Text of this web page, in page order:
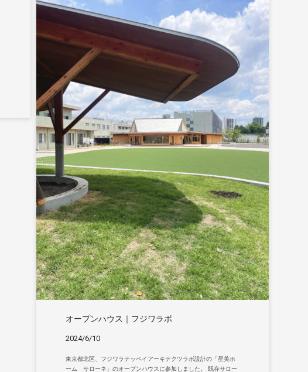
オープンハウス｜フジワラボ
2024/6/10
東京都北区、フジワラテッペイアーキテクツラボ設計の「星美ホ
ーム サローネ」のオープンハウスに参加しました。 既存サロー